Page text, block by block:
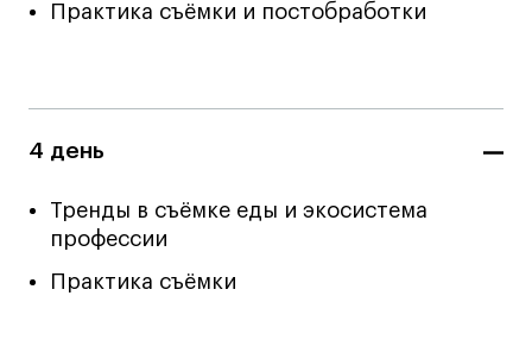
События
События
Работы студентов
Работы студентов
Адрес на карте
Адрес на карте
Universal University
Universal University
EN
EN
Практика съёмки и постобработки
4 день
Тренды в съёмке еды и экосистема
профессии
Практика съёмки